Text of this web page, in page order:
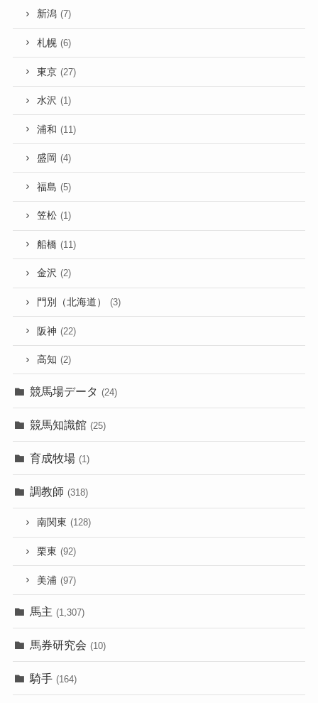
新潟 (7)
札幌 (6)
東京 (27)
水沢 (1)
浦和 (11)
盛岡 (4)
福島 (5)
笠松 (1)
船橋 (11)
金沢 (2)
門別（北海道） (3)
阪神 (22)
高知 (2)
競馬場データ (24)
競馬知識館 (25)
育成牧場 (1)
調教師 (318)
南関東 (128)
栗東 (92)
美浦 (97)
馬主 (1,307)
馬券研究会 (10)
騎手 (164)